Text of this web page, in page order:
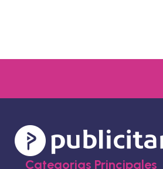
Categorias Principales